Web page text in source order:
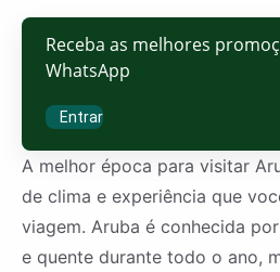
Receba as melhores
WhatsApp
Entrar
A melhor época para visitar
de clima e experiência que
viagem. Aruba é conhecida
e quente durante todo o ano,